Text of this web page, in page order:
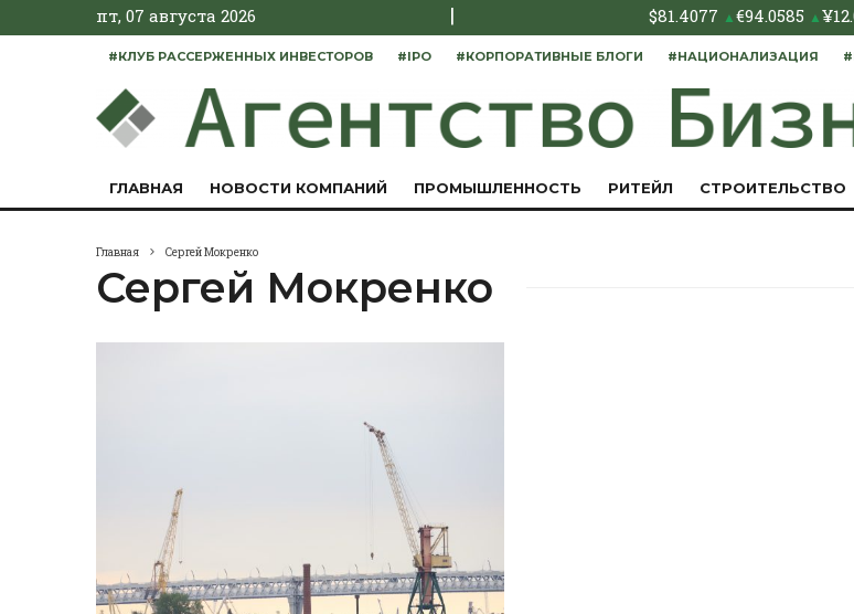
пт, 07 августа 2026 | $81.4077 ▲€94.0585 ▲¥
#КЛУБ РАССЕРЖЕННЫХ ИНВЕСТОРОВ #IPO #КОРПОРАТИВНЫЕ БЛОГИ #НАЦИОНАЛИЗАЦИЯ
ГЛАВНАЯ НОВОСТИ КОМПАНИЙ ПРОМЫШЛЕННОСТЬ РИТЕЙЛ СТРОИТЕЛЬСТВО
Главная Сергей Мокренко
Сергей Мокренко